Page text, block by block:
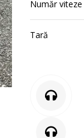
Număr viteze
Tară